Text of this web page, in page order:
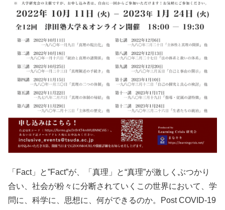
「Fact」と”Fact”が、「真理」と“真理”が激しくぶつかり
合い、社会が粉々に分断されていくこの世界において、学
問に、科学に、思想に、何ができるのか。Post COVID-19